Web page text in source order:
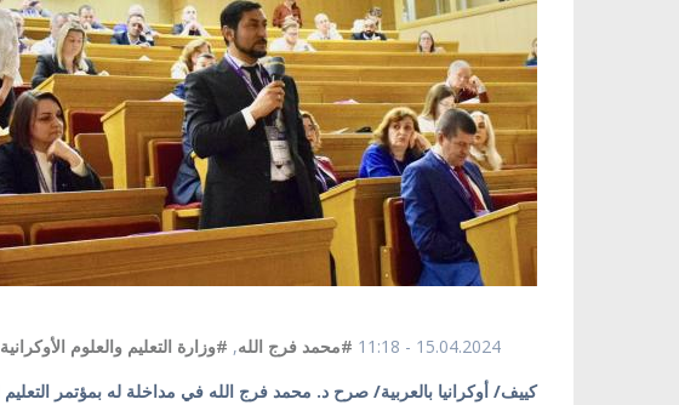
15.04.2024 - 11:18 #محمد فرج الله, #وزارة التعليم والعلوم الأوكرانية